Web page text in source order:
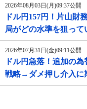
2026年08月03日(月)09:37公開
ドル円157円！片山
局がどの水準を狙って
2026年07月31日(金)09:11公開
ドル円急落！追加の
戦略→ダメ押し介入に